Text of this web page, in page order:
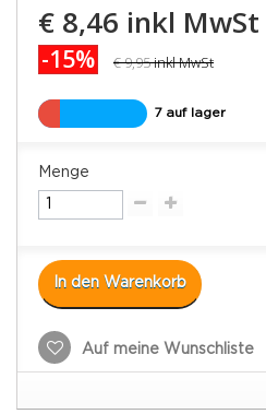
€ 8,46 inkl MwSt
-15% € 9,95inkl MwSt
7 auf lager
Menge
In den Warenkorb
Auf meine Wunschliste